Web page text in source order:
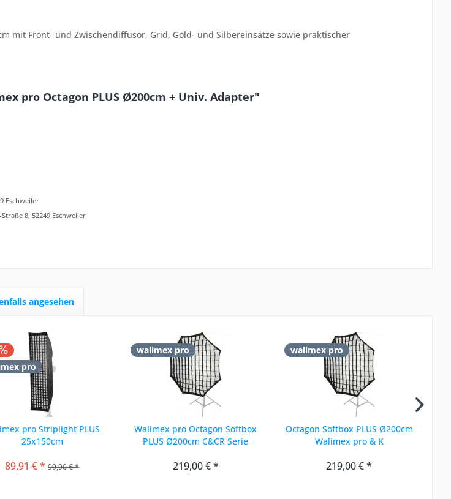
mit Front- und Zwischendiffusor, Grid, Gold- und Silbereinsätze sowie praktischer
pro Octagon PLUS Ø200cm + Univ. Adapter"
Eschweiler
8, 52249 Eschweiler
angesehen
pro
pro Striplight PLUS
25x150cm
89,91 € * 99,90 € *
walimex pro
Walimex pro Octagon Softbox
PLUS Ø200cm C&CR Serie
219,00 € *
walimex pro
Octagon Softbox PLUS Ø200cm
Walimex pro & K
219,00 € *